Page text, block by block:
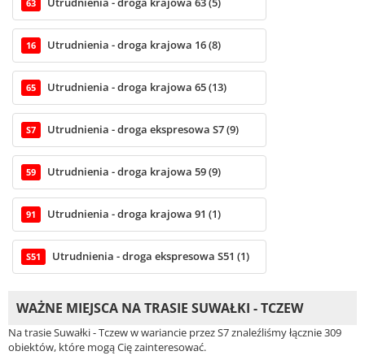
63
16 Utrudnienia - droga krajowa 16 (8)
65 Utrudnienia - droga krajowa 65 (13)
S7 Utrudnienia - droga ekspresowa S7 (9)
59 Utrudnienia - droga krajowa 59 (9)
91 Utrudnienia - droga krajowa 91 (1)
S51 Utrudnienia - droga ekspresowa S51 (1)
WAŻNE MIEJSCA NA TRASIE SUWAŁKI - TCZEW
Na trasie Suwałki - Tczew w wariancie przez S7 znaleźliśmy łącznie 309
obiektów, które mogą Cię zainteresować.